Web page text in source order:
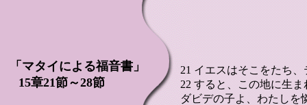
「マタイによる福音書」
15章21節～28節
21 イエスはそこをたち
22 すると、この地に生
ダビデの子よ、わたしを